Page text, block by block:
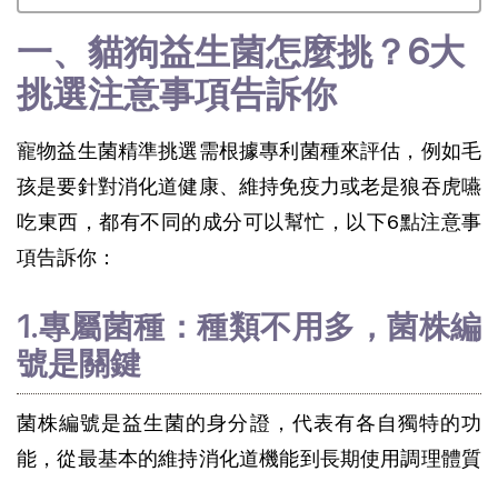
一、貓狗益生菌怎麼挑？6大
挑選注意事項告訴你
寵物益生菌精準挑選需根據專利菌種來評估，例如毛
孩是要針對消化道健康、維持免疫力或老是狼吞虎嚥
吃東西，都有不同的成分可以幫忙，以下6點注意事
項告訴你：
1.專屬菌種：種類不用多，菌株編
號是關鍵
菌株編號是益生菌的身分證，代表有各自獨特的功
能，從最基本的維持消化道機能到長期使用調理體質